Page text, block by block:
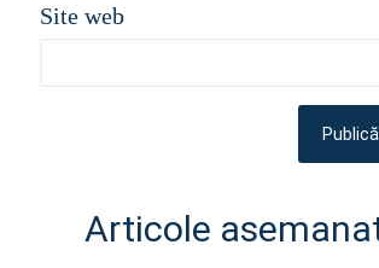
Site web
Articole